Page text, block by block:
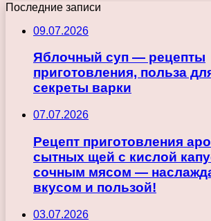
Последние записи
09.07.2026
Яблочный суп — рецепты
приготовления, польза
секреты варки
07.07.2026
Рецепт приготовления
сытных щей с кислой
сочным мясом —
вкусом и пользой!
03.07.2026